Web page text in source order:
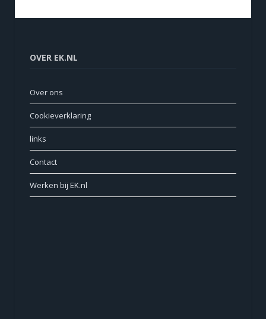
OVER EK.NL
Over ons
Cookieverklaring
links
Contact
Werken bij EK.nl